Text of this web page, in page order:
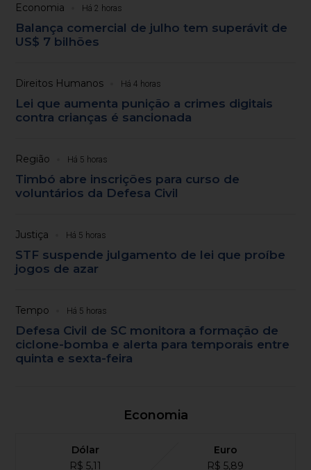
Economia Há 2 horas
Balança comercial de julho tem superávit de
US$ 7 bilhões
Direitos Humanos Há 4 horas
Lei que aumenta punição a crimes digitais
contra crianças é sancionada
Região Há 5 horas
Timbó abre inscrições para curso de
voluntários da Defesa Civil
Justiça Há 5 horas
STF suspende julgamento de lei que proíbe
jogos de azar
Tempo Há 5 horas
Defesa Civil de SC monitora a formação de
ciclone-bomba e alerta para temporais entre
quinta e sexta-feira
Economia
Dólar
R$ 5,11
Euro
R$ 5,89